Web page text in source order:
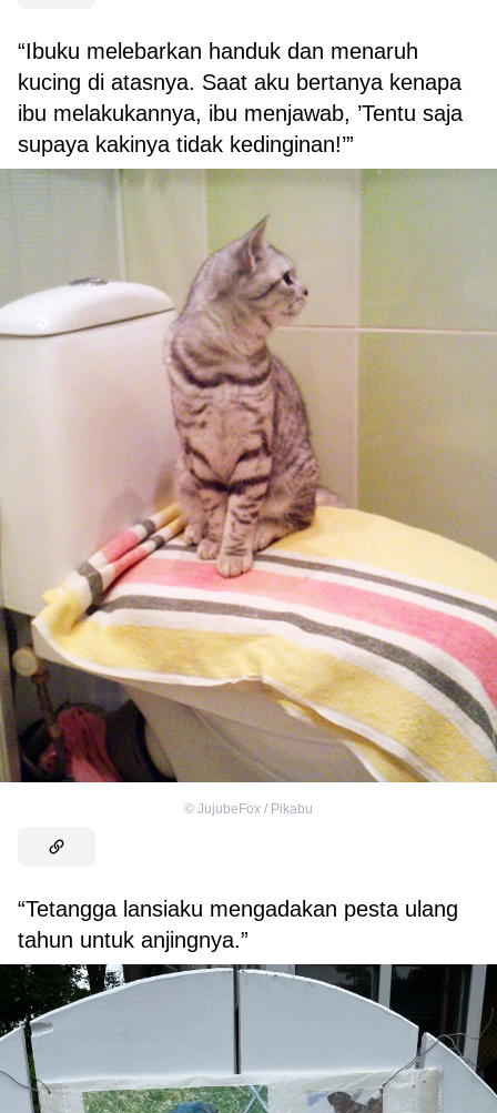
“Ibuku melebarkan handuk dan menaruh
kucing di atasnya. Saat aku bertanya kenapa
ibu melakukannya, ibu menjawab, ’Tentu saja
supaya kakinya tidak kedinginan!’”
© JujubeFox / Pikabu
“Tetangga lansiaku mengadakan pesta ulang
tahun untuk anjingnya.”